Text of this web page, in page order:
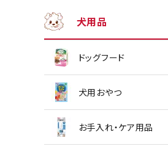
犬用品
ドッグフード
犬用おやつ
お手入れ・ケア用品